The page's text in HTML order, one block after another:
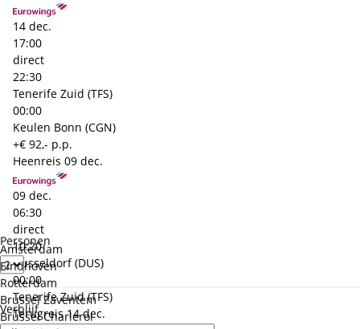
Personen
Verblijf
Amsterdam
Eindhoven
Rotterdam
Brussel Zaventem
Brussel Charleroi
14 dec.
17:00
direct
22:30
Tenerife Zuid (TFS)
00:00
Keulen Bonn (CGN)
+€ 92,- p.p.
Heenreis 09 dec.
09 dec.
06:30
direct
10:20
Dusseldorf (DUS)
00:00
Tenerife Zuid (TFS)
Terugreis 14 dec.